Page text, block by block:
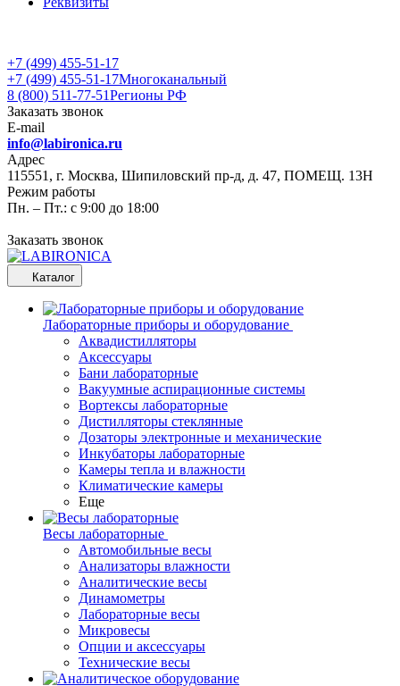
+7 (499) 455-51-17
+7 (499) 455-51-17Многоканальный
8 (800) 511-77-51Регионы РФ
Заказать звонок
E-mail
info@labironica.ru
Адрес
115551, г. Москва, Шипиловский пр-д, д. 47, ПОМЕЩ. 13Н
Режим работы
Пн. – Пт.: с 9:00 до 18:00
Заказать звонок
Каталог
Лабораторные приборы и оборудование
Аквадистилляторы
Аксессуары
Бани лабораторные
Вакуумные аспирационные системы
Вортексы лабораторные
Дистилляторы стеклянные
Дозаторы электронные и механические
Инкубаторы лабораторные
Камеры тепла и влажности
Климатические камеры
Еще
Весы лабораторные
Автомобильные весы
Анализаторы влажности
Аналитические весы
Динамометры
Лабораторные весы
Микровесы
Опции и аксессуары
Технические весы